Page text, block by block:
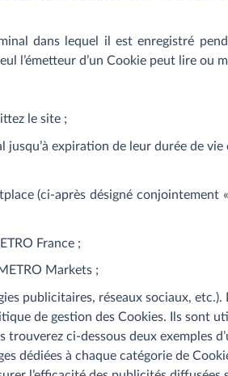
dans lequel il est enregistré
l’émetteur d’un Cookie peut lire
le site ;
expiration de leur durée de vie
(ci-après désigné conjointement
France ;
Markets ;
publicitaires, réseaux sociaux,
de gestion des Cookies. Ils sont
ci-dessous deux exemples
dédiées à chaque catégorie de